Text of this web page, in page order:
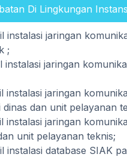
Di Lingkungan
instalasi jaringan
;
instalasi jaringan
instalasi jaringan
dan unit pelayanan
instalasi jaringan
unit pelayanan teknis;
instalasi database SIAK